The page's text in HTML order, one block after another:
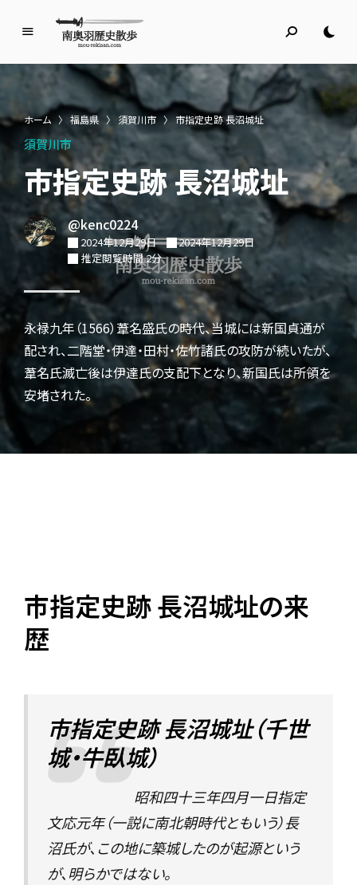
奥
羽
歴
史
散
歩
名所旧跡と館めぐり
ホーム 〉 福島県 〉 須賀川市 〉 市指定史跡 長沼城址
須賀川市
市指定史跡 長沼城址
@kenc0224
2024年12月29日
2024年12月29日
推定閲覧時間 2分
永禄九年（1566）葦名盛氏の時代、当城には新国貞通が
配され、二階堂・伊達・田村・佐竹諸氏の攻防が続いたが、
葦名氏滅亡後は伊達氏の支配下となり、新国氏は所領を
安堵された。
市指定史跡 長沼城址の来
歴
市指定史跡 長沼城址（千世
城・牛臥城）
昭和四十三年四月一日指定
文応元年（一説に南北朝時代ともいう）長
沼氏が、この地に築城したのが起源という
が、明らかではない。